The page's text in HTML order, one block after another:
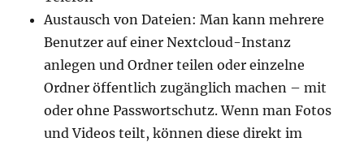
Austausch von Dateien: Man kann mehrere
Benutzer auf einer Nextcloud-Instanz
anlegen und Ordner teilen oder einzelne
Ordner öffentlich zugänglich machen – mit
oder ohne Passwortschutz. Wenn man Fotos
und Videos teilt, können diese direkt im